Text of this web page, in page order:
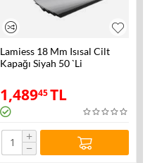
Lamiess 18 Mm Isısal Cilt
Kapağı Siyah 50 `Li
1,48945TL
+
−